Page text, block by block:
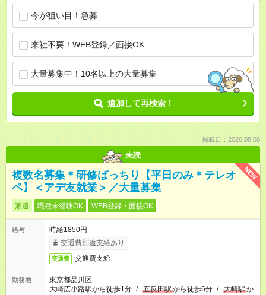
今が狙い目！急募
来社不要！WEB登録／面接OK
大量募集中！10名以上の大量募集
追加して再検索！
掲載日：2026.08.08
未読
NEW
複数名募集＊研修ばっちり【平日のみ＊テレオ
ペ】＜アデ友就業＞／大量募集
派遣 職種未経験OK WEB登録・面接OK
給与
時給1850円
交通費別途支給あり
交通費 交通費支給
勤務地
東京都品川区
大崎広小路駅から徒歩1分 / 五反田駅から徒歩6分 / 大崎駅か